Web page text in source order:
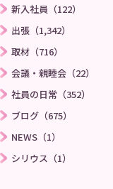
新入社員（122）
出張（1,342）
取材（716）
会議・親睦会（22）
社員の日常（352）
ブログ（675）
NEWS（1）
シリウス（1）